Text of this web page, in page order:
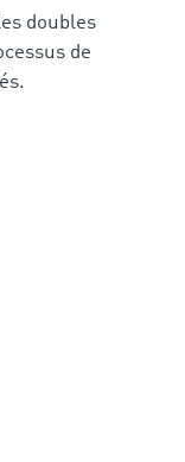
doubles
de